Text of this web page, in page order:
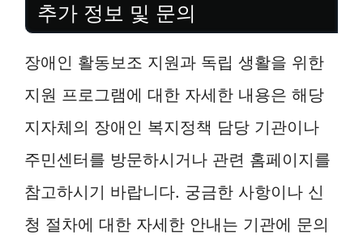
추가 정보 및 문의
장애인 활동보조 지원과 독립 생활을 위한
지원 프로그램에 대한 자세한 내용은 해당
지자체의 장애인 복지정책 담당 기관이나
주민센터를 방문하시거나 관련 홈페이지를
참고하시기 바랍니다. 궁금한 사항이나 신
청 절차에 대한 자세한 안내는 기관에 문의